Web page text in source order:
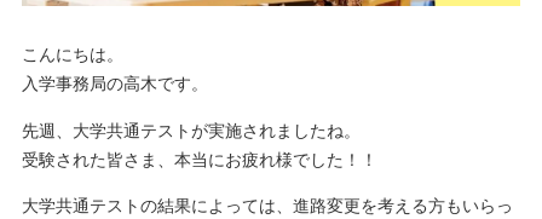
こんにちは。
入学事務局の高木です。
先週、大学共通テストが実施されましたね。
受験された皆さま、本当にお疲れ様でした！！
大学共通テストの結果によっては、進路変更を考える方もいらっ